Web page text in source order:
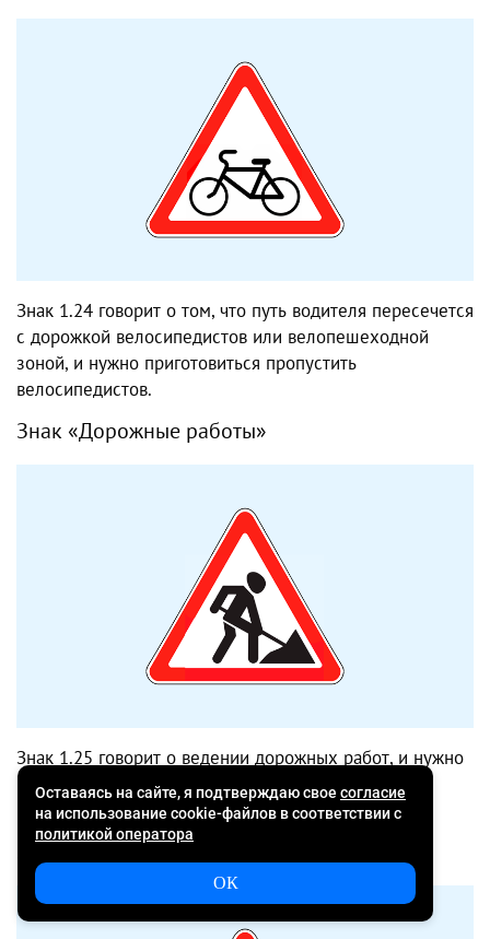
Знак 1.24 говорит о том, что путь водителя пересечется
с дорожкой велосипедистов или велопешеходной
зоной, и нужно приготовиться пропустить
велосипедистов.
Знак «Дорожные работы»
Знак 1.25 говорит о ведении дорожных работ, и нужно
приготовиться к изменению схемы движения и
появлению на дороге машин дорожных служб.
Знак «Перегон скота»